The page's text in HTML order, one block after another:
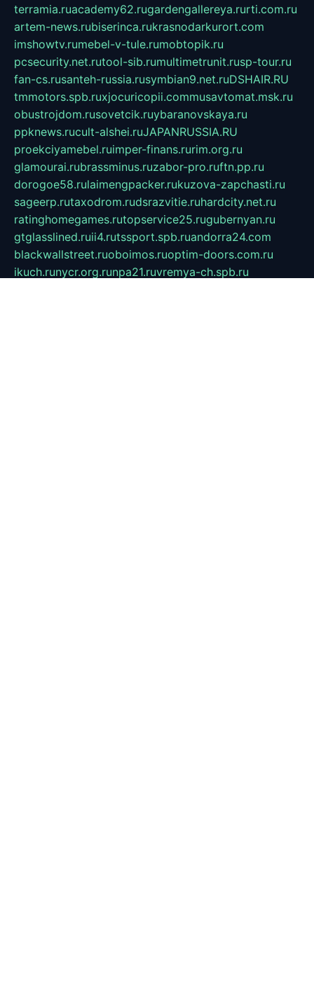
terramia.ruacademy62.rugardengallereya.rurti.com.ru
artem-news.rubiserinca.rukrasnodarkurort.com
imshowtv.rumebel-v-tule.rumobtopik.ru
pcsecurity.net.rutool-sib.rumultimetrunit.rusp-tour.ru
fan-cs.rusanteh-russia.rusymbian9.net.ruDSHAIR.RU
tmmotors.spb.ruxjocuricopii.commusavtomat.msk.ru
obustrojdom.rusovetcik.ruybaranovskaya.ru
ppknews.rucult-alshei.ruJAPANRUSSIA.RU
proekciyamebel.ruimper-finans.rurim.org.ru
glamourai.rubrassminus.ruzabor-pro.ruftn.pp.ru
dorogoe58.rulaimengpacker.rukuzova-zapchasti.ru
sageerp.rutaxodrom.rudsrazvitie.ruhardcity.net.ru
ratinghomegames.rutopservice25.rugubernyan.ru
gtglasslined.ruii4.rutssport.spb.ruandorra24.com
blackwallstreet.ruoboimos.ruoptim-doors.com.ru
ikuch.runycr.org.runpa21.ruvremya-ch.spb.ru